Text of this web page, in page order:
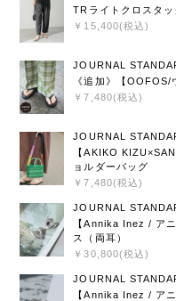
TRライトクロスタッ
￥15,400(税込)
JOURNAL
《追加》【
￥7,480(税込)
JOURNAL
【AKIKO
ョルダーバッグ
￥7,480(税込)
JOURNAL
【Annika Inez / ア
ス（両耳）
￥30,800(税込)
JOURNAL
【Annika Inez / ア